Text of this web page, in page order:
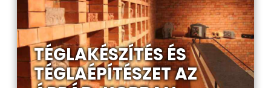
TÉGLAKÉSZÍTÉS ÉS
TÉGLAÉPÍTÉSZET AZ